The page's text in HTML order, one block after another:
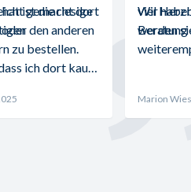
ist die riesige
gemacht dort
den anderen
zu bestellen.
ich dort kaufe
viel
Beratung
Wir
werden
Marion